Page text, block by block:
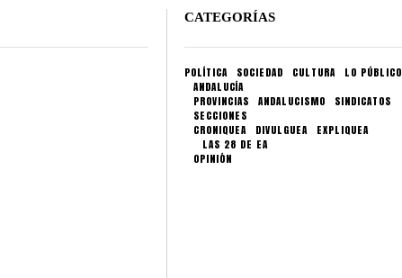
CATEGORÍAS
POLÍTICA SOCIEDAD CULTURA
LO PÚBLICO
ANDALUCÍA
PROVINCIAS
ANDALUCISMO
SINDICATOS
SECCIONES
CRONIQUEA
DIVULGUEA
EXPLIQUEA
LAS 28 DE EA
OPINIÓN